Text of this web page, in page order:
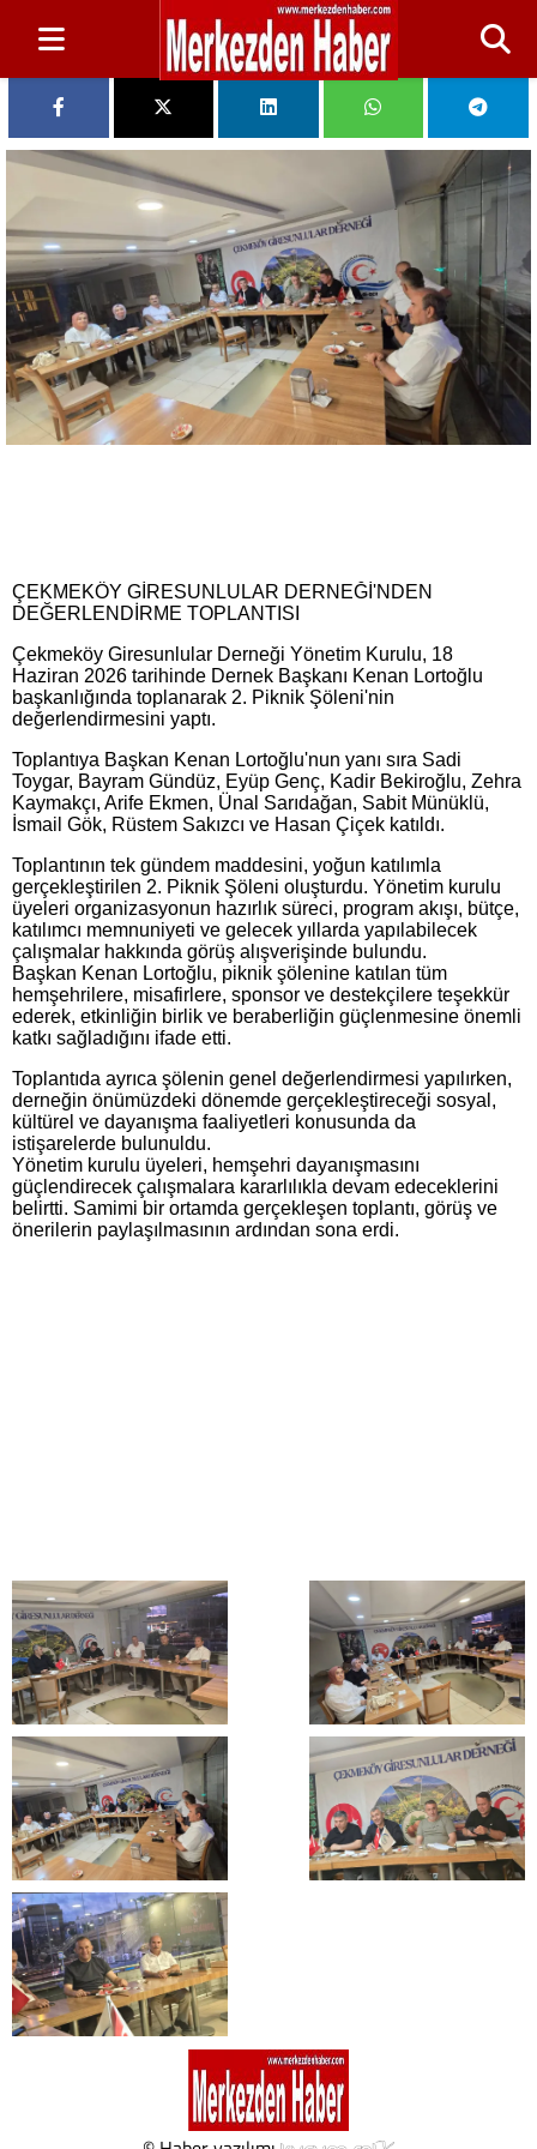
ÇEKMEKÖY GİRESUNLULAR DERNEĞİ'NDEN
DEĞERLENDİRME TOPLANTISI
Çekmeköy Giresunlular Derneği Yönetim Kurulu, 18
Haziran 2026 tarihinde Dernek Başkanı Kenan Lortoğlu
başkanlığında toplanarak 2. Piknik Şöleni'nin
değerlendirmesini yaptı.
Toplantıya Başkan Kenan Lortoğlu'nun yanı sıra Sadi
Toygar, Bayram Gündüz, Eyüp Genç, Kadir Bekiroğlu, Zehra
Kaymakçı, Arife Ekmen, Ünal Sarıdağan, Sabit Münüklü,
İsmail Gök, Rüstem Sakızcı ve Hasan Çiçek katıldı.
Toplantının tek gündem maddesini, yoğun katılımla
gerçekleştirilen 2. Piknik Şöleni oluşturdu. Yönetim kurulu
üyeleri organizasyonun hazırlık süreci, program akışı, bütçe,
katılımcı memnuniyeti ve gelecek yıllarda yapılabilecek
çalışmalar hakkında görüş alışverişinde bulundu.
Başkan Kenan Lortoğlu, piknik şölenine katılan tüm
hemşehrilere, misafirlere, sponsor ve destekçilere teşekkür
ederek, etkinliğin birlik ve beraberliğin güçlenmesine önemli
katkı sağladığını ifade etti.
Toplantıda ayrıca şölenin genel değerlendirmesi yapılırken,
derneğin önümüzdeki dönemde gerçekleştireceği sosyal,
kültürel ve dayanışma faaliyetleri konusunda da
istişarelerde bulunuldu.
Yönetim kurulu üyeleri, hemşehri dayanışmasını
güçlendirecek çalışmalara kararlılıkla devam edeceklerini
belirtti. Samimi bir ortamda gerçekleşen toplantı, görüş ve
önerilerin paylaşılmasının ardından sona erdi.